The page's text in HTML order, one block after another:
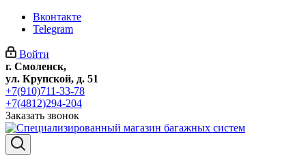
Вконтакте
Telegram
Войти
г. Смоленск,
ул. Крупской, д. 51
+7(910)711-33-78
+7(4812)294-204
Заказать звонок